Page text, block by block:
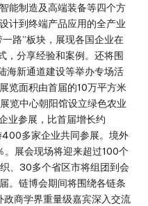
能制造及高端装备等四个方
计到终端产品应用的全产业
路”板块，展现各国企业在
，分享经验和案例。还将围
海新通道建设等举办专场活
览面积由首届的10万平方米
览中心朝阳馆设立绿色农业
业参展，比首届增长约
多家企业共同参展。境外
展会现场将迎来超过100个
、30多个省区市将组团到会
。链博会期间将围绕各链条
商学界重量级嘉宾深入交流